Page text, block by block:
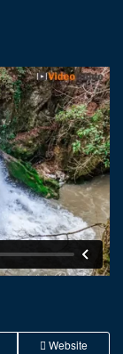
Website